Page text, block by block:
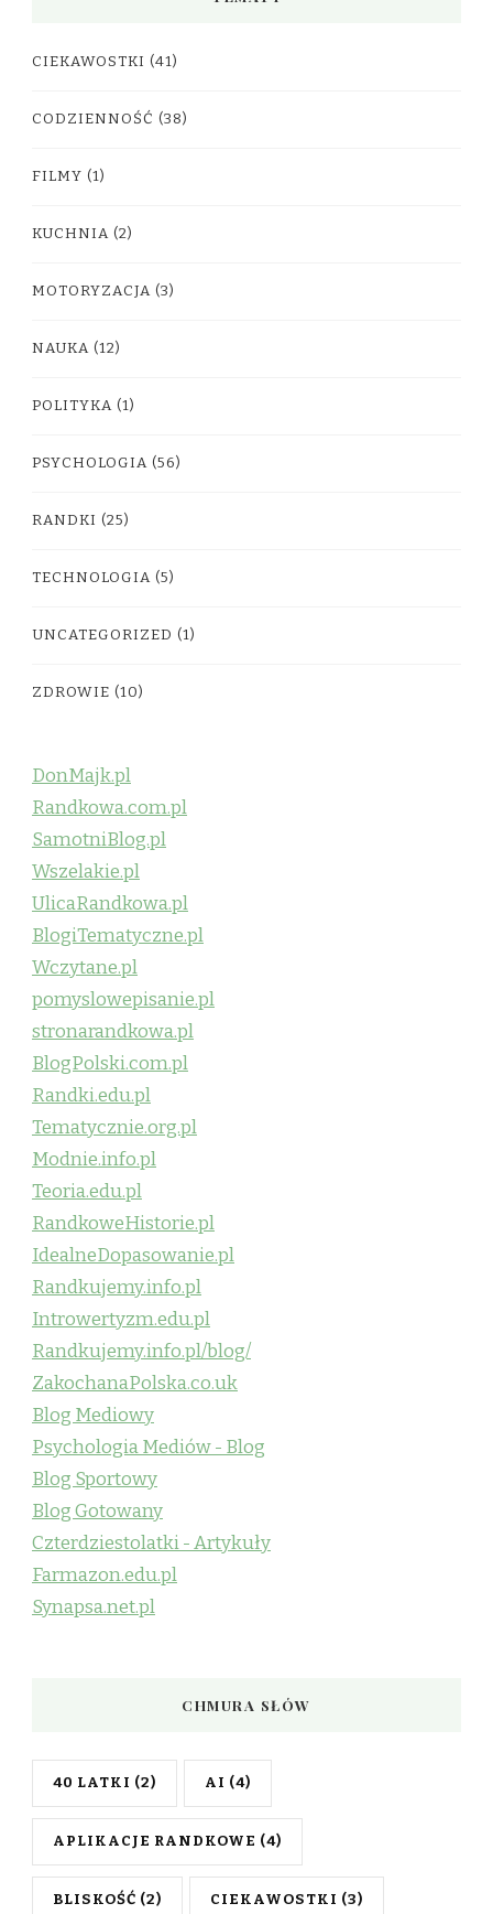
CIEKAWOSTKI (41)
CODZIENNOŚĆ (38)
FILMY (1)
KUCHNIA (2)
MOTORYZACJA (3)
NAUKA (12)
POLITYKA (1)
PSYCHOLOGIA (56)
RANDKI (25)
TECHNOLOGIA (5)
UNCATEGORIZED (1)
ZDROWIE (10)
DonMajk.pl
Randkowa.com.pl
SamotniBlog.pl
Wszelakie.pl
UlicaRandkowa.pl
BlogiTematyczne.pl
Wczytane.pl
pomyslowepisanie.pl
stronarandkowa.pl
BlogPolski.com.pl
Randki.edu.pl
Tematycznie.org.pl
Modnie.info.pl
Teoria.edu.pl
RandkoweHistorie.pl
IdealneDopasowanie.pl
Randkujemy.info.pl
Introwertyzm.edu.pl
Randkujemy.info.pl/blog/
ZakochanaPolska.co.uk
Blog Mediowy
Psychologia Mediów - Blog
Blog Sportowy
Blog Gotowany
Czterdziestolatki - Artykuły
Farmazon.edu.pl
Synapsa.net.pl
CHMURA SŁÓW
40 LATKI (2) AI (4)
APLIKACJE RANDKOWE (4)
BLISKOŚĆ (2) CIEKAWOSTKI (3)